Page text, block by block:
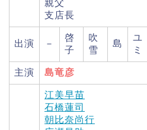
親父
支店長
出演 －
啓
子
吹
雪
島
ユ
ミ
主演 島竜彦
江美早苗
石橋蓮司
朝比奈尚行